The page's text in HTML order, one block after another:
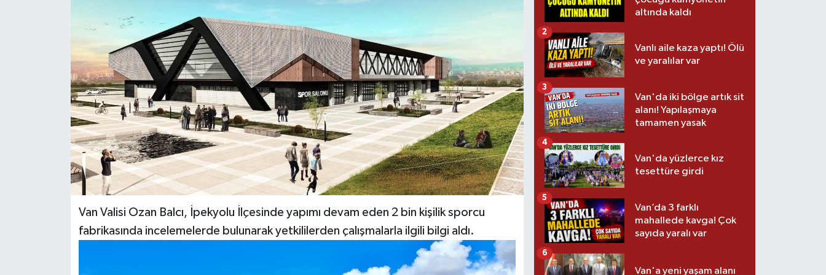
Van Valisi Ozan Balcı, İpekyolu İlçesinde yapımı devam eden 2 bin kişilik sporcu
fabrikasında incelemelerde bulunarak yetkililerden çalışmalarla ilgili bilgi aldı.
altında kaldı
Vanlı aile kaza yaptı! Ölü
ve yaralılar var
2
Van'da iki bölge artık sit
alanı! Yapılaşmaya
tamamen yasak
3
Van'da yüzlerce kız
tesettüre girdi
4
Van’da 3 farklı
mahallede kavga! Çok
sayıda yaralı var
5
Van'a yeni yaşam alanı
6
RESMİ İLANLAR